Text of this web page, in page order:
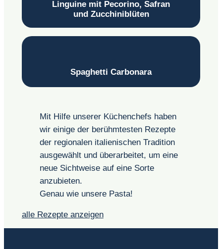
Linguine mit Pecorino, Safran
und Zucchiniblüten
Spaghetti Carbonara
Mit Hilfe unserer Küchenchefs haben
wir einige der berühmtesten Rezepte
der regionalen italienischen Tradition
ausgewählt und überarbeitet, um eine
neue Sichtweise auf eine Sorte
anzubieten.
Genau wie unsere Pasta!
alle Rezepte anzeigen